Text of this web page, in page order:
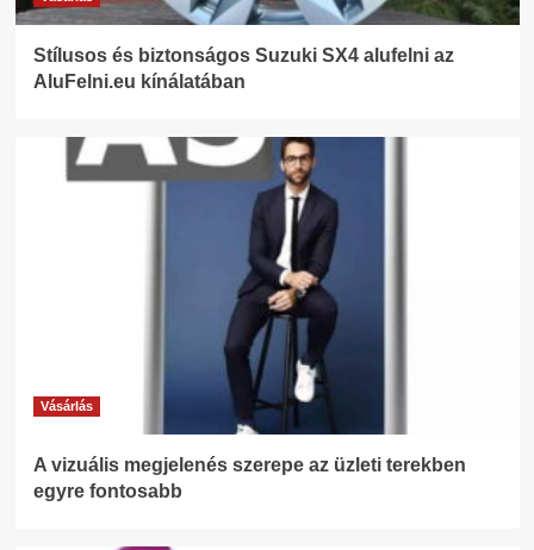
Stílusos és biztonságos Suzuki SX4 alufelni az
AluFelni.eu kínálatában
Vásárlás
A vizuális megjelenés szerepe az üzleti terekben
egyre fontosabb